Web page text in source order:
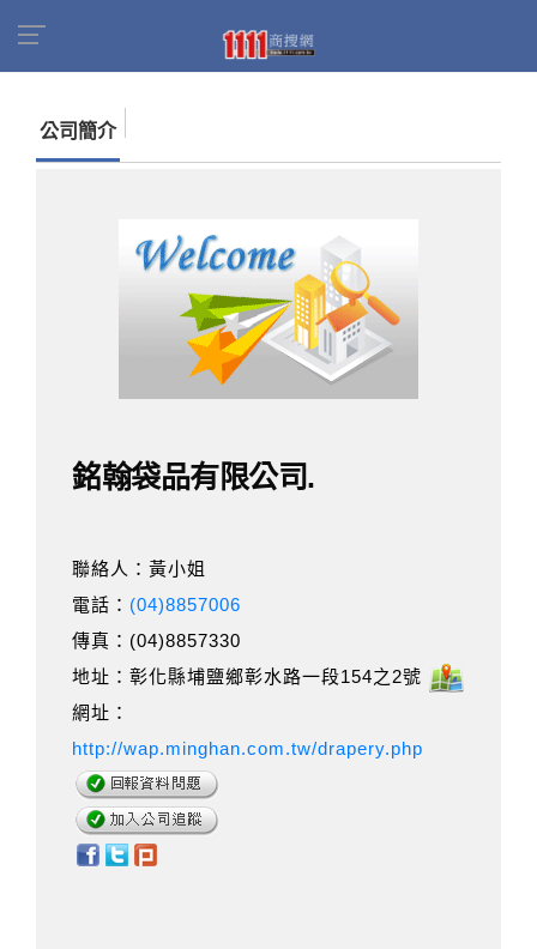
公司簡介
銘翰袋品有限公司.
聯絡人：黃小姐
電話： (04)8857006
傳真：(04)8857330
地址：彰化縣埔鹽鄉彰水路一段154之2號
網址：
http://wap.minghan.com.tw/drapery.php